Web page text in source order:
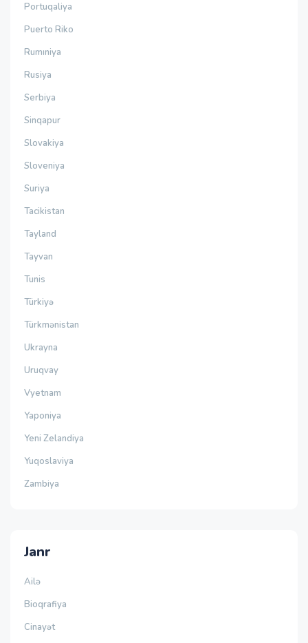
Portuqaliya
Puerto Riko
Rumıniya
Rusiya
Serbiya
Sinqapur
Slovakiya
Sloveniya
Suriya
Tacikistan
Tayland
Tayvan
Tunis
Türkiyə
Türkmənistan
Ukrayna
Uruqvay
Vyetnam
Yaponiya
Yeni Zelandiya
Yuqoslaviya
Zambiya
Janr
Ailə
Bioqrafiya
Cinayət